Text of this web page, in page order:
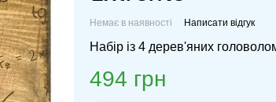
Немає в наявності Написати відгук
Набір із 4 дерев'яних
494 грн